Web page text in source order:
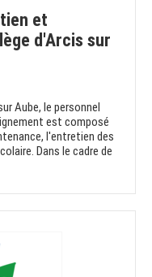
et
d'Arcis sur
Aube, le personnel
est composé
l'entretien des
Dans le cadre de